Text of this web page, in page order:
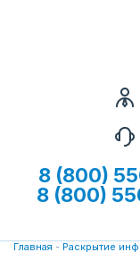
8
8 (800)
Главная - Раскрытие